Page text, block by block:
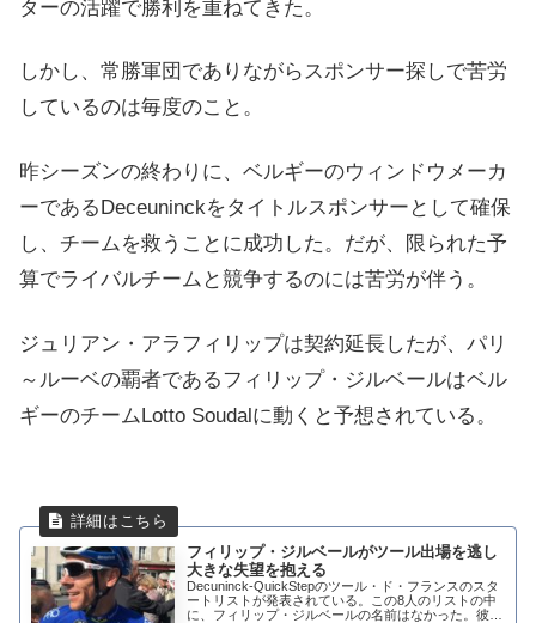
ターの活躍で勝利を重ねてきた。
しかし、常勝軍団でありながらスポンサー探しで苦労
しているのは毎度のこと。
昨シーズンの終わりに、ベルギーのウィンドウメーカ
ーであるDeceuninckをタイトルスポンサーとして確保
し、チームを救うことに成功した。だが、限られた予
算でライバルチームと競争するのには苦労が伴う。
ジュリアン・アラフィリップは契約延長したが、パリ
～ルーベの覇者であるフィリップ・ジルベールはベル
ギーのチームLotto Soudalに動くと予想されている。
フィリップ・ジルベールがツール出場を逃し
大きな失望を抱える
Decuninck-QuickStepのツール・ド・フランスのスタ
ートリストが発表されている。この8人のリストの中
に、フィリップ・ジルベールの名前はなかった。彼